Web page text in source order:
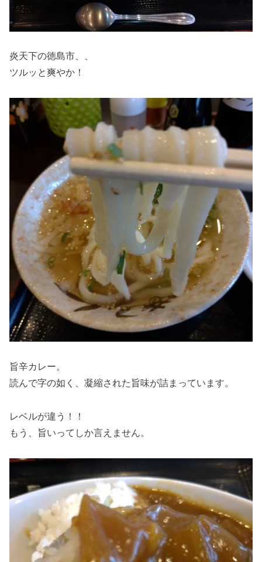
炎天下の徳島市、、
ツルッと爽やか！
旨辛カレー。
読んで字の如く、凝縮された旨味が詰まっています。
レベルが違う！！
もう、旨いってしか言えません。